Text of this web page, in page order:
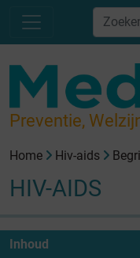
Preventie,
Home Hiv-aids
HIV-AIDS
Inhoud